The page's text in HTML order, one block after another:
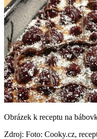
Obrázek k receptu na
Zdroj: Foto: Cooky.cz,